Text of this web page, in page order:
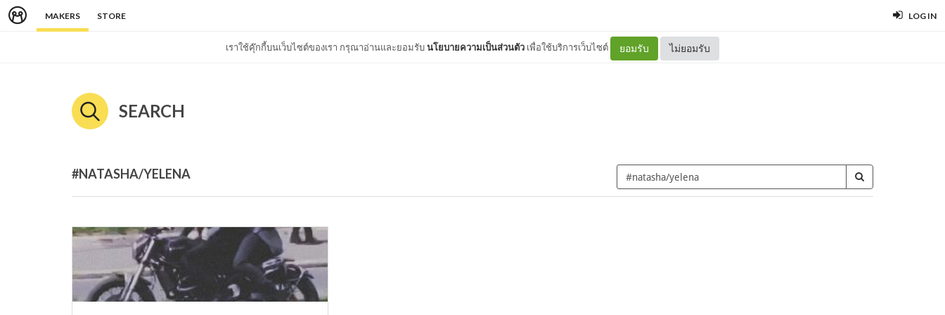
MAKERS STORE LOG IN
เราใช้คุ๊กกี้บนเว็บไซต์ของเรา กรุณาอ่านและยอมรับนโยบายความเป็นส่วนตัว เพื่อใช้บริการเว็บไซต์ ยอมรับ ไม่ยอมรับ
SEARCH
#NATASHA/YELENA